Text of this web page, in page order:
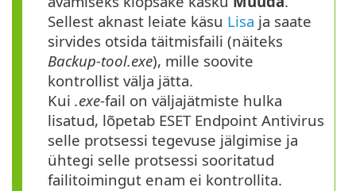
Sellest aknast leiate käsu Lisa ja saate
sirvides otsida täitmisfaili (näiteks
Backup-tool.exe), mille soovite
kontrollist välja jätta.
Kui .exe-fail on väljajätmiste hulka
lisatud, lõpetab ESET Endpoint Antivirus
selle protsessi tegevuse jälgimise ja
ühtegi selle protsessi sooritatud
failitoimingut enam ei kontrollita.